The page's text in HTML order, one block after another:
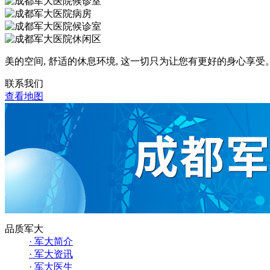
美的空间, 舒适的休息环境, 这一切只为让您有更好的身心享受
联系我们
查看地图
品质军大
· 军大简介
· 军大资讯
· 军大医生